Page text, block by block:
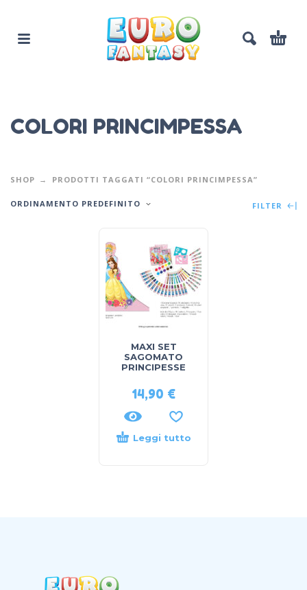
COLORI PRINCIMPESSA
SHOP PRODOTTI TAGGATI “COLORI PRINCIMPESSA”
ORDINAMENTO PREDEFINITO FILTER
MAXI SET
SAGOMATO
PRINCIPESSE
14,90 €
Leggi tutto